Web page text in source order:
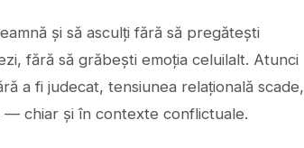
și să asculți fără să pregătești
fără să grăbești emoția celuilalt. Atunci
a fi judecat, tensiunea relațională scade,
chiar și în contexte conflictuale.